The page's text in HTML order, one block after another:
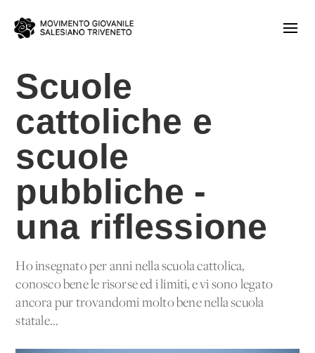
Scuole
cattoliche e
scuole
pubbliche -
una riflessione
Ho insegnato per anni nella scuola cattolica,
conosco bene le risorse ed i limiti, e vi sono legato
ancora pur trovandomi molto bene nella scuola
statale...